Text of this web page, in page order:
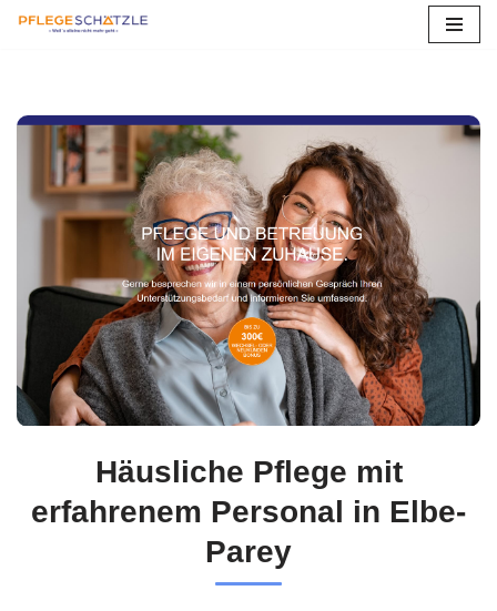
springen
Häusliche Pflege mit
erfahrenem Personal in Elbe-
Parey